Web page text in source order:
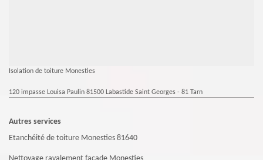
Isolation de toiture Monesties
120 impasse Louisa Paulin 81500 Labastide Saint Georges - 81 Tarn
Autres services
Etanchéité de toiture Monesties 81640
Nettoyage ravalement façade Monesties